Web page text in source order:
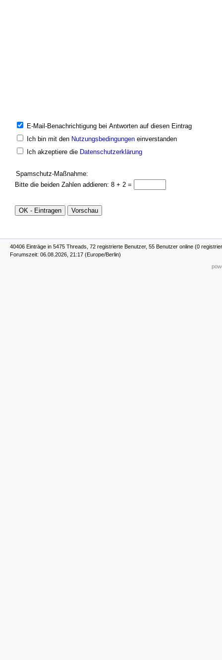
E-Mail-Benachrichtigung bei Antworten auf diesen Eintrag
Ich bin mit den Nutzungsbedingungeneinverstanden
Ich akzeptiere die Datenschutzerklärung
Spamschutz-Maßnahme:
Bitte die beiden Zahlen addieren: 8 + 2 =
40406 Einträge in 5475 Threads, 72 registrierte Benutzer, 55 Benutzer online (0
Forumszeit: 06.08.2026, 21:17 (Europe/Berlin)